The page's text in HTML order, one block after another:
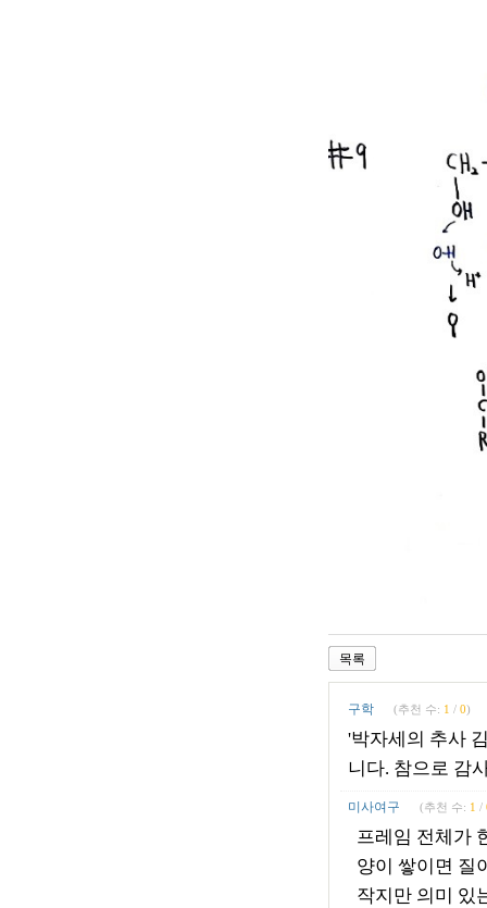
목록
구학 (추천 수: 1 / 0)
'박자세의 추사
니다. 참으로 감
미사여구 (추천 수: 1 /
프레임 전체가
양이 쌓이면 질
작지만 의미 있